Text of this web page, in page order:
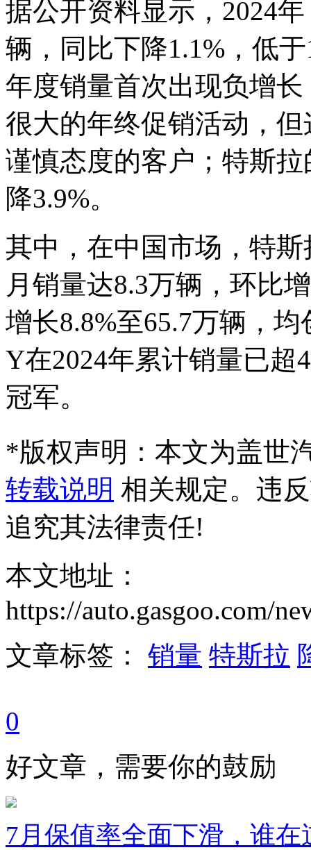
据公开资料显示，2024
辆，同比下降1.1%，低
年度销量首次出现负增
很大的年终促销活动，
谨慎态度的客户；特斯拉
降3.9%。
其中，在中国市场，特
月销量达8.3万辆，环比
增长8.8%至65.7万辆，
Y在2024年累计销量已超
冠军。
*版权声明：本文为盖世
转载说明 相关规定。违
追究其法律责任!
本文地址：
https://auto.gasgoo.com/
文章标签： 销量 特斯拉
0
好文章，需要你的鼓励
7月保值率全面下滑，谁在